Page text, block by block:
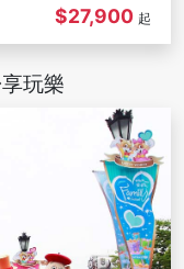
$27,900 起
玩樂